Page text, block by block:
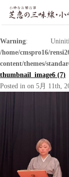
Warning:
/home/cmspro16/
content/themes/
thumbnail_image6 (7)
Posted in on 5月 11th,